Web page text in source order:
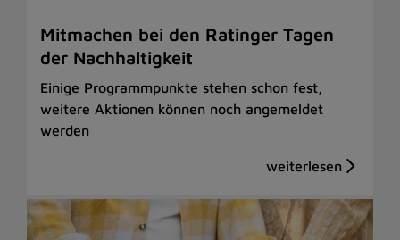
Mitmachen bei den Ratinger Tagen
der Nachhaltigkeit
Einige Programmpunkte stehen schon fest,
weitere Aktionen können noch angemeldet
werden